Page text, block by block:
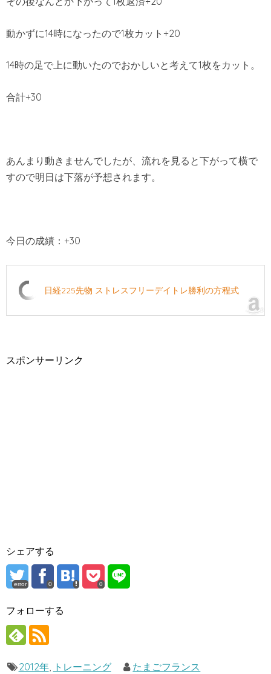
動かずに14時になったので1枚カット+20
14時の足で上に動いたのでおかしいと考えて1枚をカット。
合計+30
あんまり動きませんでしたが、流れを見ると下がって横で
すので明日は下落が予想されます。
今日の成績：+30
日経225先物 ストレスフリーデイトレ勝利の方程式
スポンサーリンク
シェアする
error 0 0
フォローする
2012年, トレーニング たまごフランス